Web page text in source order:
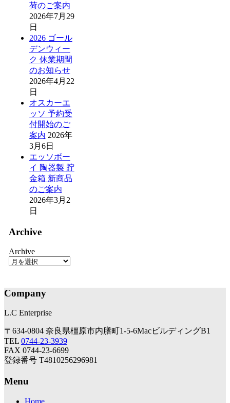
荷のご案内
2026年7月29
日
2026 ゴール
デンウィー
ク 休業期間
のお知らせ
2026年4月22
日
オスカーエ
ッソ 予約受
付開始のご
案内 2026年
3月6日
エッソボー
イ 陶器製 貯
金箱 新商品
のご案内
2026年3月2
日
Archive
Archive
Company
L.C Enterprise
〒634-0804 奈良県橿原市内膳町1-5-6MacビルディングB1
TEL 0744-23-3939
FAX 0744-23-6699
登録番号 T4810256296981
Menu
Home